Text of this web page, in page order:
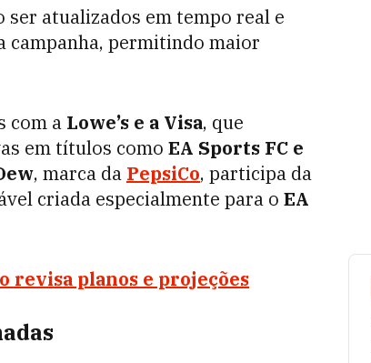
ser atualizados em tempo real e
campanha, permitindo maior
com a Lowe’s e a Visa, que
em títulos como EA Sports FC e
, marca da PepsiCo, participa da
criada especialmente para o EA
revisa planos e projeções